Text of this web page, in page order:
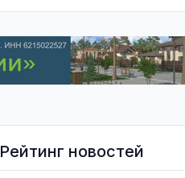
Рейтинг новостей